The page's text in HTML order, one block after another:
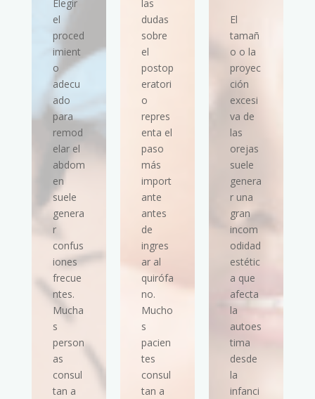
Elegir
el
proced
imient
o
adecu
ado
para
remod
elar el
abdom
en
suele
genera
r
confus
iones
frecue
ntes.
Mucha
s
person
as
consul
tan a
las
dudas
sobre
el
postop
eratori
o
repres
enta el
paso
más
import
ante
antes
de
ingres
ar al
quirófa
no.
Mucho
s
pacien
tes
consul
tan a
El
tamañ
o o la
proyec
ción
excesi
va de
las
orejas
suele
genera
r una
gran
incom
odidad
estétic
a que
afecta
la
autoes
tima
desde
la
infanci